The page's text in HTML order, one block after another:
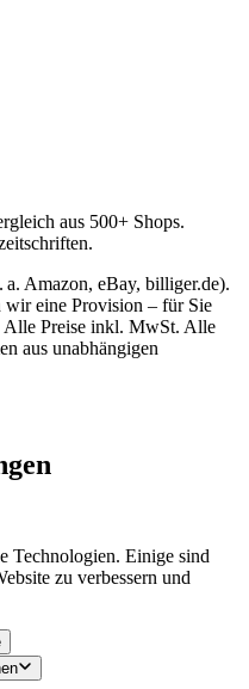
aus 500+ Shops.
Amazon, eBay, billiger.de).
eine Provision – für Sie
Alle Preise inkl. MwSt. Alle
aus unabhängigen
Technologien. Einige sind
zu verbessern und